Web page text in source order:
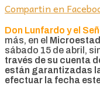
Compartin en
Don Lunfardo y el
más, en el
sábado 15 de abril,
través desu cuenta
están garantizadas
efectuar la fecha